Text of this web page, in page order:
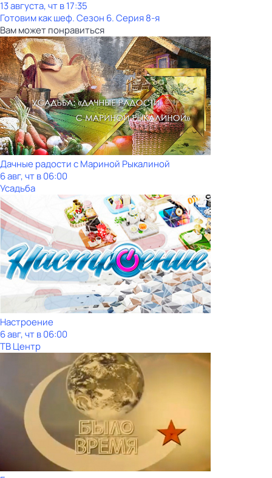
13 августа, чт в 17:35
Готовим как шеф. Сезон 6. Серия 8-я
Вам может понравиться
Дачные радости с Мариной Рыкалиной
6 авг, чт в 06:00
Усадьба
Настроение
6 авг, чт в 06:00
ТВ Центр